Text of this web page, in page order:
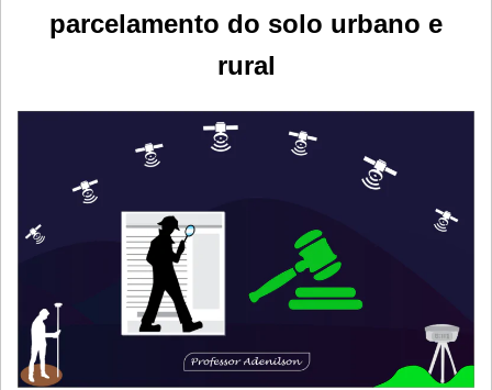
parcelamento do solo urbano e
rural